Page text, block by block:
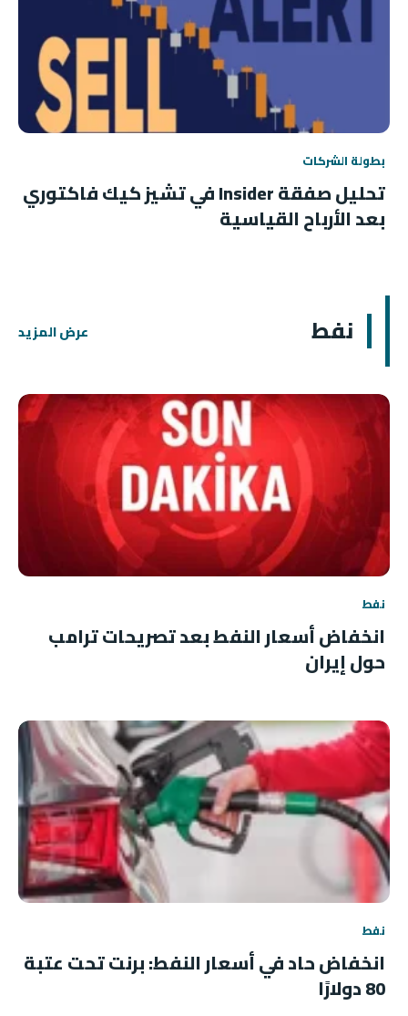
بطولة الشركات
تحليل صفقة Insider في تشيز كيك فاكتوري
بعد الأرباح القياسية
نفط عرض المزيد
نفط
انخفاض أسعار النفط بعد تصريحات ترامب
حول إيران
نفط
انخفاض حاد في أسعار النفط: برنت تحت عتبة
80 دولارًا